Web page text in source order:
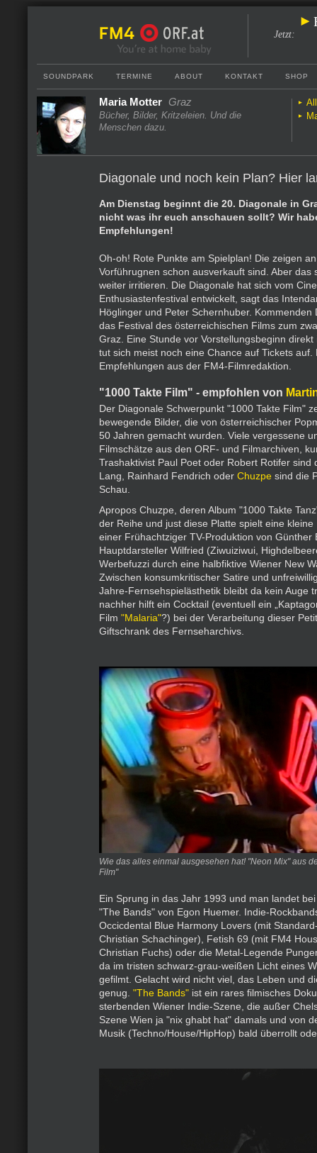
Jetzt:
SOUNDPARK TERMINE ABOUT KONTAKT SHOP
Maria Motter Graz
Bücher, Bilder, Kritzeleien. Und die
Menschen dazu.
Diagonale und noch kein Plan? Hier
Am Dienstag beginnt die 20. Diagonale in
nicht was ihr euch anschauen sollt? Wir
Empfehlungen!
Oh-oh! Rote Punkte am Spielplan! Die zeigen
Vorführugnen schon ausverkauft sind. Aber das
weiter irritieren. Die Diagonale hat sich vom
Enthusiastenfestival entwickelt, sagt das
Höglinger und Peter Schernhuber. Kommenden
das Festival des österreichischen Films zum
Graz. Eine Stunde vor Vorstellungsbeginn
tut sich meist noch eine Chance auf Tickets auf.
Empfehlungen aus der FM4-Filmredaktion.
"1000 Takte Film" - empfohlen von
Der Diagonale Schwerpunkt "1000 Takte Film"
bewegende Bilder, die von österreichischer
50 Jahren gemacht wurden. Viele vergessene
Filmschätze aus den ORF- und Filmarchiven,
Trashaktivist Paul Poet oder Robert Rotifer sind
Lang, Rainhard Fendrich oder Chuzpe sind die
Schau.
Apropos Chuzpe, deren Album "1000 Takte
der Reihe und just diese Platte spielt eine
einer Frühachtziger TV-Produktion von Günther
Hauptdarsteller Wilfried (Ziwuiziwui,
Werbefuzzi durch eine halbfiktive Wiener New
Zwischen konsumkritischer Satire und
Jahre-Fernsehspielästhetik bleibt da kein Auge
nachher hilft ein Cocktail (eventuell ein
Film "Malaria"?) bei der Verarbeitung dieser
Giftschrank des Fernseharchivs.
Wie das alles einmal ausgesehen hat! "Neon Mix" aus
Film"
Ein Sprung in das Jahr 1993 und man landet
"The Bands" von Egon Huemer. Indie-
Occicdental Blue Harmony Lovers (mit
Christian Schachinger), Fetish 69 (mit FM4
Christian Fuchs) oder die Metal-Legende
da im tristen schwarz-grau-weißen Licht eines
gefilmt. Gelacht wird nicht viel, das Leben und
genug. "The Bands" ist ein rares filmisches
sterbenden Wiener Indie-Szene, die außer
Szene Wien ja "nix ghabt hat" damals und von
Musik (Techno/House/HipHop) bald überrollt